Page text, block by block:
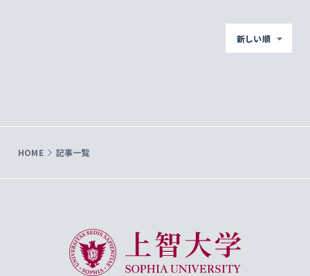
新しい順
HOME 記事一覧
上智大学 Sophia University